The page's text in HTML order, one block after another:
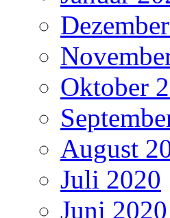
Oktober
August
Juli 2020
Juni 2020